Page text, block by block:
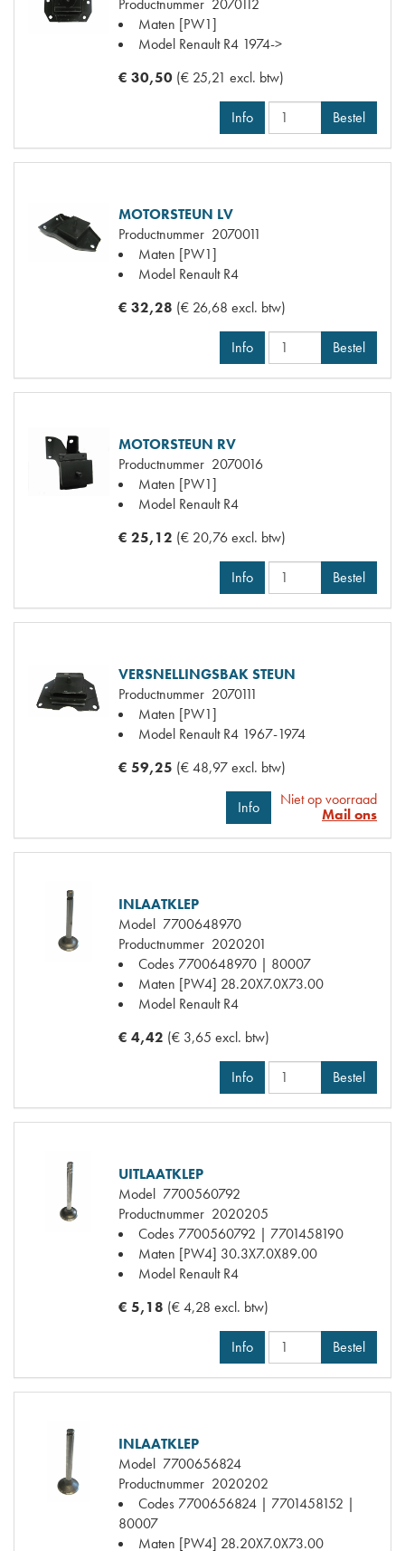
Maten [PW1]
Model Renault R4 1974->
€ 30,50 (€ 25,21 excl. btw)
Info Bestel
MOTORSTEUN LV
Productnummer 2070011
Maten [PW1]
Model Renault R4
€ 32,28 (€ 26,68 excl. btw)
Info Bestel
MOTORSTEUN RV
Productnummer 2070016
Maten [PW1]
Model Renault R4
€ 25,12 (€ 20,76 excl. btw)
Info Bestel
VERSNELLINGSBAK STEUN
Productnummer 2070111
Maten [PW1]
Model Renault R4 1967-1974
€ 59,25 (€ 48,97 excl. btw)
Info
Niet op voorraad
Mail ons
INLAATKLEP
Model 7700648970
Productnummer 2020201
Codes 7700648970 | 80007
Maten [PW4] 28.20X7.0X73.00
Model Renault R4
€ 4,42 (€ 3,65 excl. btw)
Info Bestel
UITLAATKLEP
Model 7700560792
Productnummer 2020205
Codes 7700560792 | 7701458190
Maten [PW4] 30.3X7.0X89.00
Model Renault R4
€ 5,18 (€ 4,28 excl. btw)
Info Bestel
INLAATKLEP
Model 7700656824
Productnummer 2020202
Codes 7700656824 | 7701458152 |
80007
Maten [PW4] 28.20X7.0X73.00